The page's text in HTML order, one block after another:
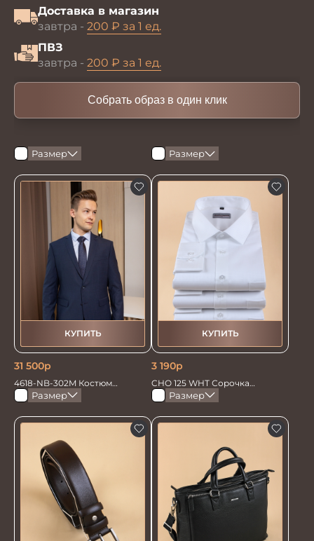
Доставка в магазин
завтра - 200 ₽ за 1 ед.
ПВЗ
завтра - 200 ₽ за 1 ед.
Собрать образ в один клик
Размер
КУПИТЬ
31 500р
4618-NB-302M Костюм
мужской двойка
Размер
КУПИТЬ
3 190р
CHO 125 WHT Сорочка
мужская
Размер Размер